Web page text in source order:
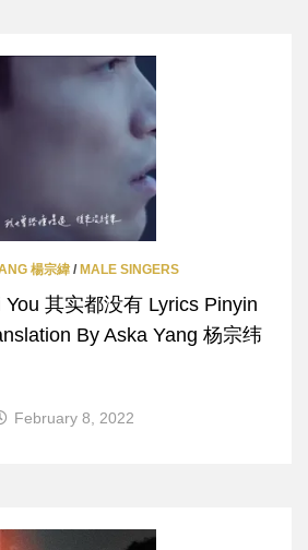
楊宗緯/ MALE SINGERS
其实都没有 Lyrics Pinyin
By Aska Yang 杨宗纬
February 8, 2022